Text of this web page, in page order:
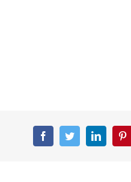
FacebookTwitterLinkedIn